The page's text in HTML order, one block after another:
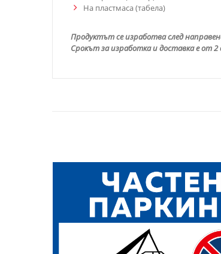
На пластмаса (табела)
Продуктът се изработва след
Срокът за изработка и доставка е от